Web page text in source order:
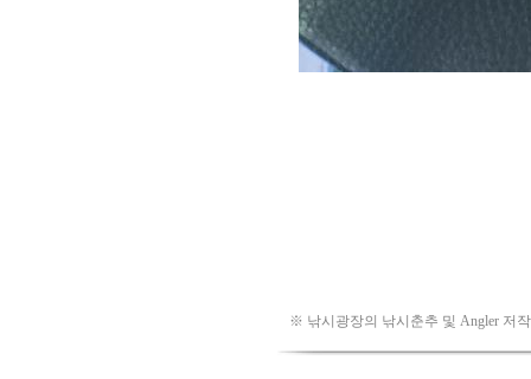
※ 낚시광장의 낚시춘추 및 Angler 저